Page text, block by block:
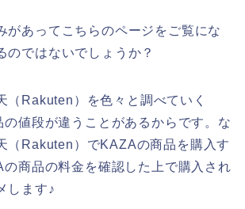
があってこちらのページをご覧にな
のではないでしょうか？
（Rakuten）を色々と調べていく
値段が違うことがあるからです。な
（Rakuten）でKAZAの商品を購入す
の商品の料金を確認した上で購入され
します♪